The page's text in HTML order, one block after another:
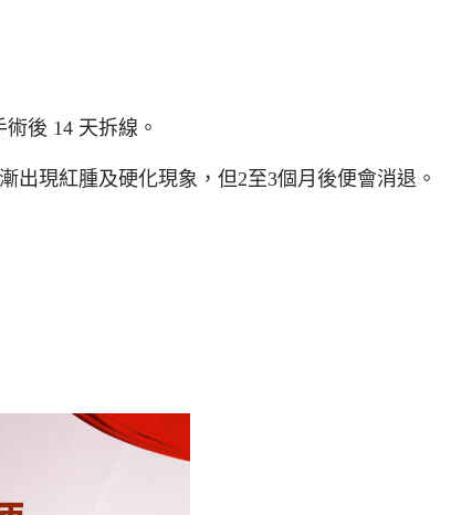
後 14 天拆線。
出現紅腫及硬化現象，但2至3個月後便會消退。